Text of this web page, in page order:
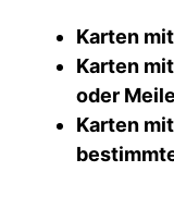
Karten
Karten
oder
Karten